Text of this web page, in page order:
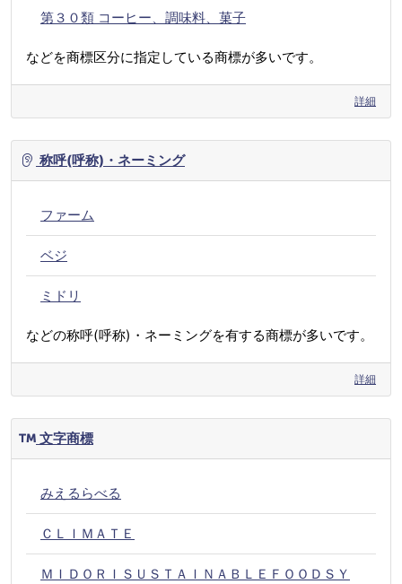
第３０類 コーヒー、調味料、菓子
などを商標区分に指定している商標が多いです。
詳細
称呼(呼称)・ネーミング
ファーム
ベジ
ミドリ
などの称呼(呼称)・ネーミングを有する商標が多いです。
詳細
文字商標
みえるらべる
ＣＬＩＭＡＴＥ
ＭＩＤＯＲＩＳＵＳＴＡＩＮＡＢＬＥＦＯＯＤＳＹ